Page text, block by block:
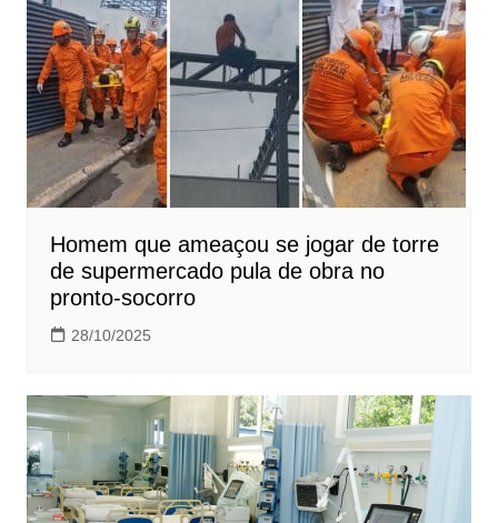
Homem que ameaçou se jogar de torre
de supermercado pula de obra no
pronto-socorro
28/10/2025